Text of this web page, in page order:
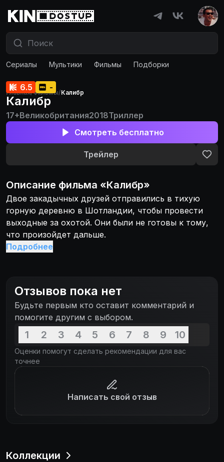
Сериалы Мультики Фильмы Подборки
Главная/Фильмы/Калибр
6.5 -
Калибр
17+Великобритания2018Триллер
Смотреть бесплатно
Трейлер
Описание фильма «Калибр»
Двое закадычных друзей отправились в тихую
горную деревню в Шотландии, чтобы провести
выходные за охотой. Они были не готовы к тому,
что произойдет дальше.
Подробнее
Отзывов пока нет
Будьте первым кто оставит комментарий и
помогите другим с выбором.
1 2 3 4 5 6 7 8 9 10
Оценки помогут сделать рекомендации для вас
точнее
Написать свой отзыв
Коллекции